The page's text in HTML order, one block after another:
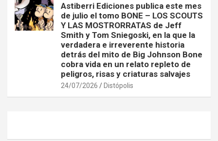
Astiberri Ediciones publica este mes
de julio el tomo BONE – LOS SCOUTS
Y LAS MOSTRORRATAS de Jeff
Smith y Tom Sniegoski, en la que la
verdadera e irreverente historia
detrás del mito de Big Johnson Bone
cobra vida en un relato repleto de
peligros, risas y criaturas salvajes
24/07/2026 Distópolis